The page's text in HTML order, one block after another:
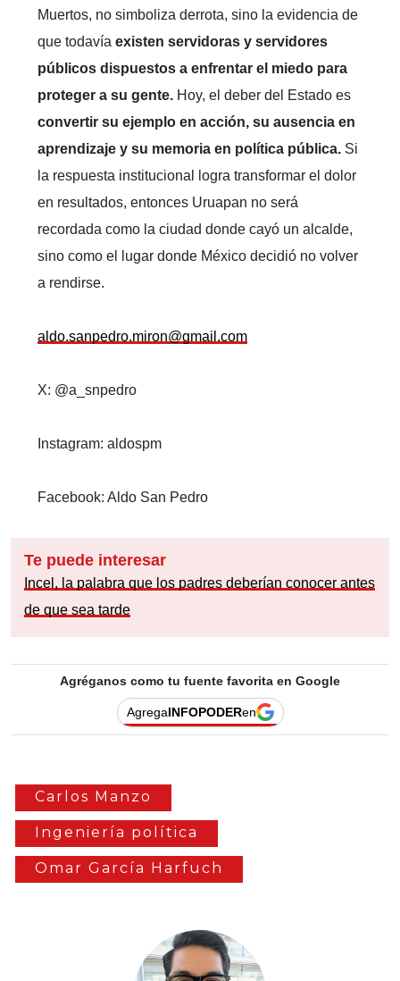
Muertos, no simboliza derrota, sino la evidencia de
que todavía existen servidoras y servidores
públicos dispuestos a enfrentar el miedo para
proteger a su gente. Hoy, el deber del Estado es
convertir su ejemplo en acción, su ausencia en
aprendizaje y su memoria en política pública. Si
la respuesta institucional logra transformar el dolor
en resultados, entonces Uruapan no será
recordada como la ciudad donde cayó un alcalde,
sino como el lugar donde México decidió no volver
a rendirse.
aldo.sanpedro.miron@gmail.com
X: @a_snpedro
Instagram: aldospm
Facebook: Aldo San Pedro
Te puede interesar
Incel, la palabra que los padres deberían conocer antes
de que sea tarde
Agréganos como tu fuente favorita en Google
AgregaINFOPODERen
Carlos Manzo
Ingeniería política
Omar García Harfuch